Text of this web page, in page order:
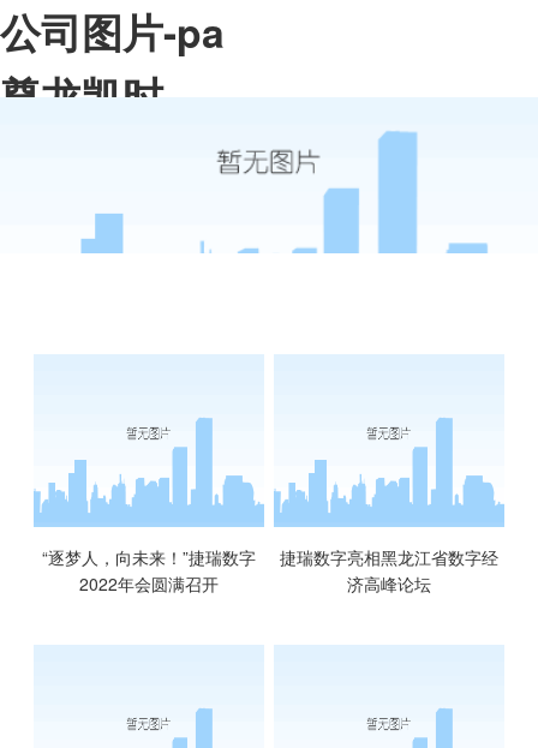
公司图片-pa
尊龙凯时
“逐梦人，向未来！”捷瑞数字
2022年会圆满召开
捷瑞数字亮相黑龙江省数字经
济高峰论坛